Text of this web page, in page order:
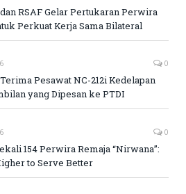
RSAF Gelar Pertukaran Perwira
Perkuat Kerja Sama Bilateral
0
Pesawat NC-212i Kedelapan
yang Dipesan ke PTDI
0
154 Perwira Remaja “Nirwana”:
to Serve Better